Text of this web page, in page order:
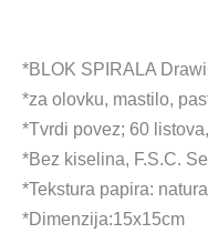
*BLOK SPIRALA
*za olovku, mastilo,
*Tvrdi povez; 60
*Bez kiselina, F.S.C.
*Tekstura papira:
*Dimenzija:15x15cm